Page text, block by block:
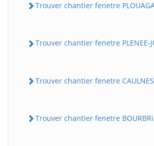
Trouver chantier fenetre
Trouver chantier fenetre PLENEE-
Trouver chantier fenetre CAULNES
Trouver chantier fenetre